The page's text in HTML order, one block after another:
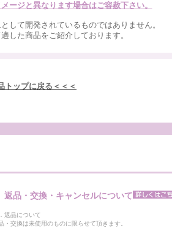
ージと異なります場合はご容赦下さい。
して開発されているものではありません。
した商品をご紹介しております。
トップに戻る＜＜＜
返品・交換・キャンセルについて
返品について
・交換は未使用のものに限らせて頂きます。